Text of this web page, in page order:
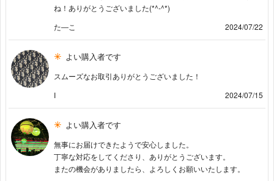
ね！ありがとうございました(*^-^*)
た―こ
2024/07/22
よい購入者です
スムーズなお取引ありがとうございました！
I
2024/07/15
よい購入者です
無事にお届けできたようで安心しました。
丁寧な対応をしてくださり、ありがとうございます。
またの機会がありましたら、よろしくお願いいたします。